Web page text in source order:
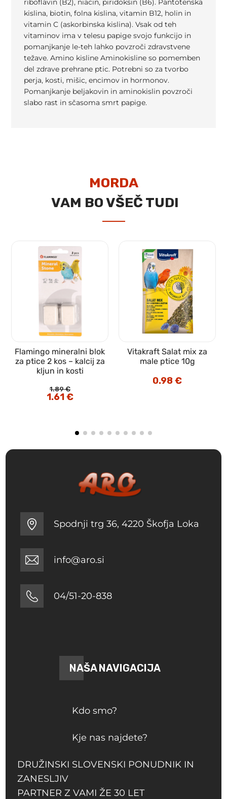
riboflavin (B2), niacin, piridoksin (B6). Pantotenska
kislina, biotin, folna kislina, vitamin B12, holin in
vitamin C (askorbinska kislina). Vsak od teh
vitaminov ima v telesu papige svojo funkcijo in
pomanjkanje le-teh lahko povzroči zdravstvene
težave. Amino kisline Aminokisline so pomemben
del zdrave prehrane ptic. Potrebni so za tvorbo
perja, kosti, mišic, encimov in hormonov.
Pomanjkanje beljakovin in aminokislin povzroči
slabo rast in sčasoma smrt papige.
MORDA
VAM BO VŠEČ TUDI
Flamingo mineralni blok
za ptice 2 kos – kalcij za
kljun in kosti
1.89€
Izvirna
cena
1.61€Trenutna
cena
Vitakraft Salat mix za
male ptice 10g
0.98€
Spodnji trg 36, 4220 Škofja Loka
info@aro.si
04/51-20-838
NAŠA NAVIGACIJA
Kdo smo?
Kje nas najdete?
DRUŽINSKI SLOVENSKI PONUDNIK IN
ZANESLJIV
PARTNER Z VAMI ŽE 30 LET